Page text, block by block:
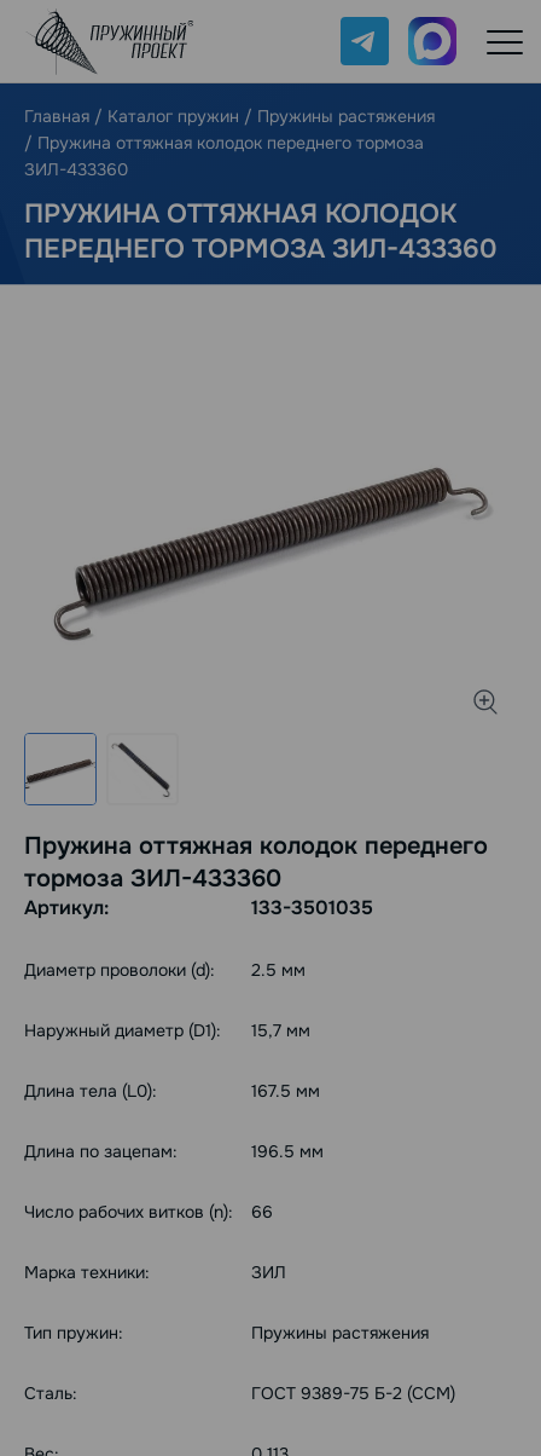
Telegram Max
Главная / Каталог пружин / Пружины растяжения
/ Пружина оттяжная колодок переднего тормоза
ЗИЛ-433360
ПРУЖИНА ОТТЯЖНАЯ КОЛОДОК
ПЕРЕДНЕГО ТОРМОЗА ЗИЛ-433360
Пружина оттяжная колодок переднего
тормоза ЗИЛ-433360
Артикул: 133-3501035
Диаметр проволоки (d): 2.5 мм
Наружный диаметр (D1): 15,7 мм
Длина тела (L0): 167.5 мм
Длина по зацепам: 196.5 мм
Число рабочих витков (n): 66
Марка техники: ЗИЛ
Тип пружин: Пружины растяжения
Сталь: ГОСТ 9389-75 Б-2 (ССМ)